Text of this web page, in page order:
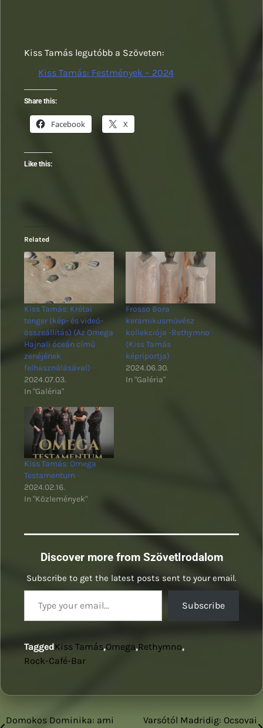
Kiss Tamás legutóbb a Szöveten:
Kiss Tamás: Festmények – 2024
Share this:
Facebook X
Like this:
Related
Kiss Tamás: Krétai
tenger (kép- és videó-
összeállítás) (Az Omega
Hajnali óceán című
zenéjének
felhasználásával)
2024.07.03.
In "Galéria"
Frosso Bora
keramikusművész
kollekciója -Rethymno
(Kiss Tamás
képriportja)
2024.06.30.
In "Galéria"
Kiss Tamás: Omega
Testamentum
2024.02.16.
In "Közlemények"
Discover more from SzövetIrodalom
Subscribe to get the latest posts sent to your email.
Type your email…
Subscribe
TaggedKiss Tamás,Omega,Rethymno,
Rock-Café-Bar
Bejegyzés
Domokos Dominika: ami Varsótól Madridig: Ocsovai